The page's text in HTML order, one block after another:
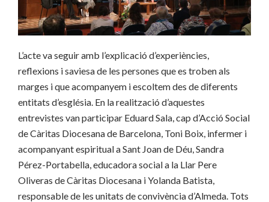
L’acte va seguir amb l’explicació d’experiències,
reflexions i saviesa de les persones que es troben als
marges i que acompanyem i escoltem des de diferents
entitats d’església. En la realització d’aquestes
entrevistes van participar Eduard Sala, cap d’Acció Social
de Càritas Diocesana de Barcelona, Toni Boix, infermer i
acompanyant espiritual a Sant Joan de Déu, Sandra
Pérez-Portabella, educadora social a la Llar Pere
Oliveras de Càritas Diocesana i Yolanda Batista,
responsable de les unitats de convivència d’Almeda. Tots